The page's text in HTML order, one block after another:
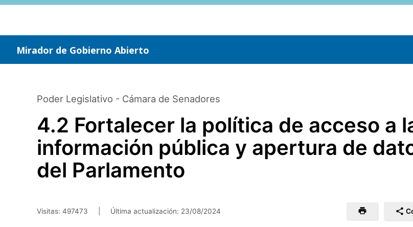
Saltar
Mirador de Gobierno Abierto
Poder Legislativo - Cámara de Senadores
4.2 Fortalecer la política de acceso a
información pública y apertura de
del Parlamento
Visitas: 497473 Última actualización: 23/08/2024